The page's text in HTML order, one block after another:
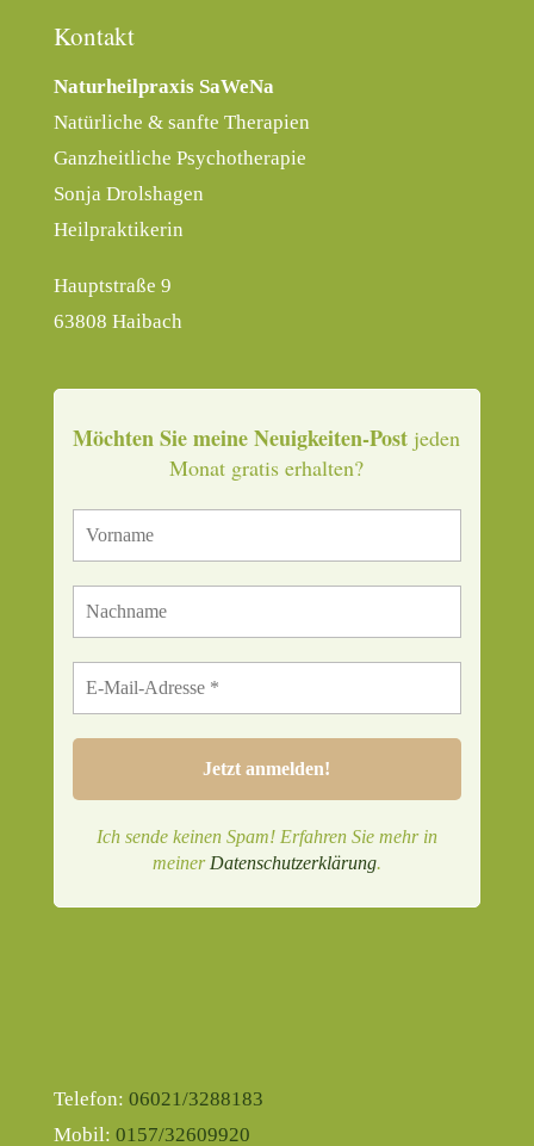
Kontakt
Naturheilpraxis SaWeNa
Natürliche & sanfte Therapien
Ganzheitliche Psychotherapie
Sonja Drolshagen
Heilpraktikerin
Hauptstraße 9
63808 Haibach
Möchten Sie meine Neuigkeiten-Post jeden
Monat gratis erhalten?
Ich sende keinen Spam! Erfahren Sie mehr in
meiner Datenschutzerklärung.
Telefon: 06021/3288183
Mobil: 0157/32609920